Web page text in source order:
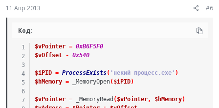
11 Апр 2013 #6
Код:
$vPointer = 0xB6F5F0
$vOffset
- 0x540
$iPID = ProcessExists( 'некий процесс.exe' )
$hMemory = _MemoryOpen( $iPID)
$vPointer = _MemoryRead ( $vPointer, $hMemory)